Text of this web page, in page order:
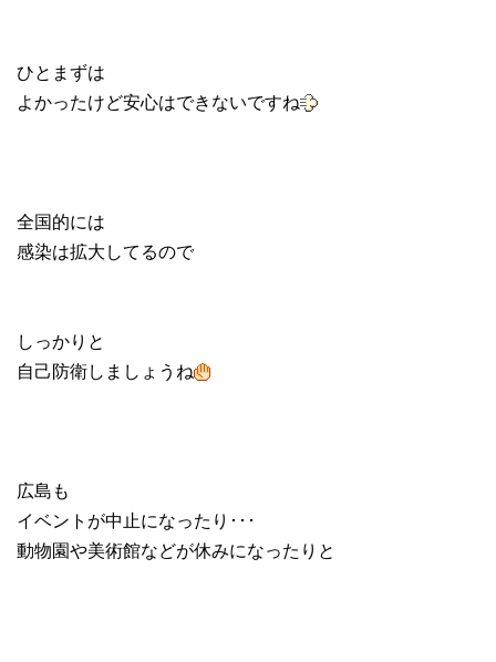
ひとまずは
よかったけど安心はできないですね
全国的には
感染は拡大してるので
しっかりと
自己防衛しましょうね
広島も
イベントが中止になったり･･･
動物園や美術館などが休みになったりと